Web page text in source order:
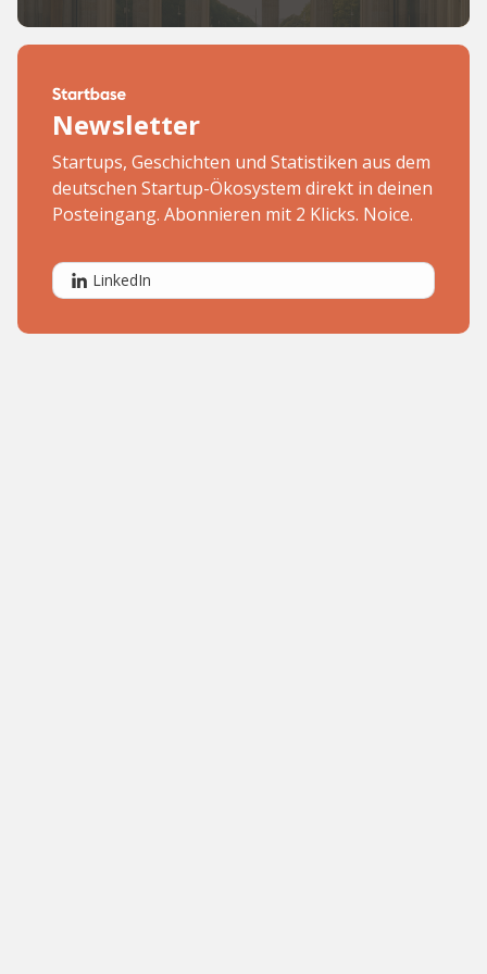
Newsletter
Startups, Geschichten und Statistiken aus dem
deutschen Startup-Ökosystem direkt in deinen
Posteingang. Abonnieren mit 2 Klicks. Noice.
LinkedIn